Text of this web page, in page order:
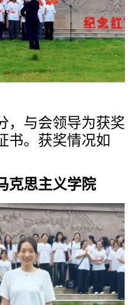
，与会领导为获奖
书。获奖情况如
克思主义学院